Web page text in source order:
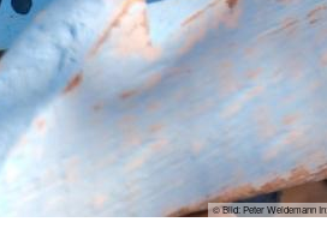
© Bild: Peter Weidemann